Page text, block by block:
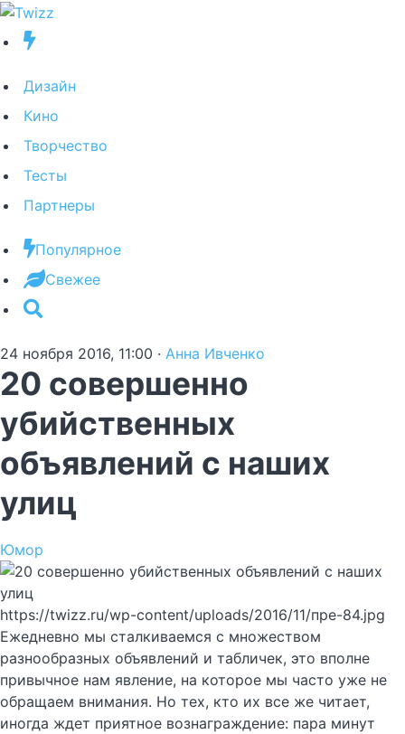
Дизайн
Кино
Творчество
Тесты
Партнеры
Популярное
Свежее
24 ноября 2016, 11:00 · Анна Ивченко
20 совершенно
убийственных
объявлений с наших
улиц
Юмор
https://twizz.ru/wp-content/uploads/2016/11/пре-84.jpg
Ежедневно мы сталкиваемся с множеством
разнообразных объявлений и табличек, это вполне
привычное нам явление, на которое мы часто уже не
обращаем внимания. Но тех, кто их все же читает,
иногда ждет приятное вознаграждение: пара минут